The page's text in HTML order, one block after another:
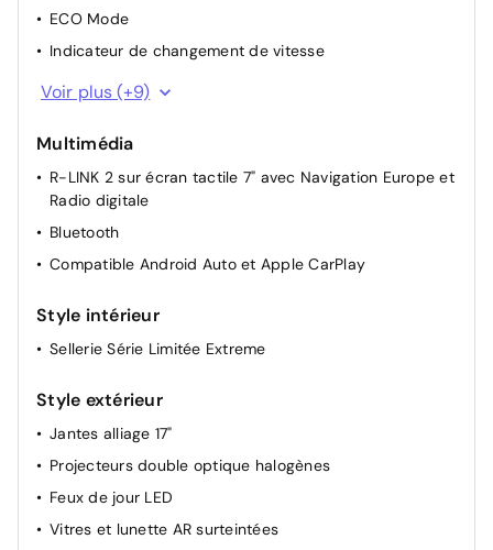
ECO Mode
Indicateur de changement de vitesse
Appuie-têtes arrière
du siège passager
Commutation automatique des feux de
route/croisement
Lunette arrière chauffante
Rétroviseurs extérieurs électriques dégivrants
Airbag passager déconnectable
Carte accès et démarrage mains libres
Voir plus (+9)
Multimédia
R-LINK 2 sur écran tactile 7" avec Navigation Europe et
Radio digitale
Bluetooth
Compatible Android Auto et Apple CarPlay
Style intérieur
Sellerie Série Limitée Extreme
Style extérieur
Jantes alliage 17"
Projecteurs double optique halogènes
Feux de jour LED
Vitres et lunette AR surteintées